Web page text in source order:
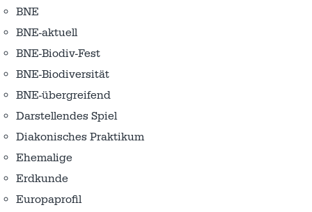
BNE
BNE-aktuell
BNE-Biodiv-Fest
BNE-Biodiversität
BNE-übergreifend
Darstellendes Spiel
Diakonisches Praktikum
Ehemalige
Erdkunde
Europaprofil